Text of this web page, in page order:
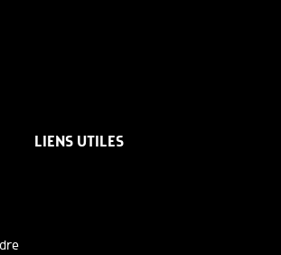
LIENS UTILES